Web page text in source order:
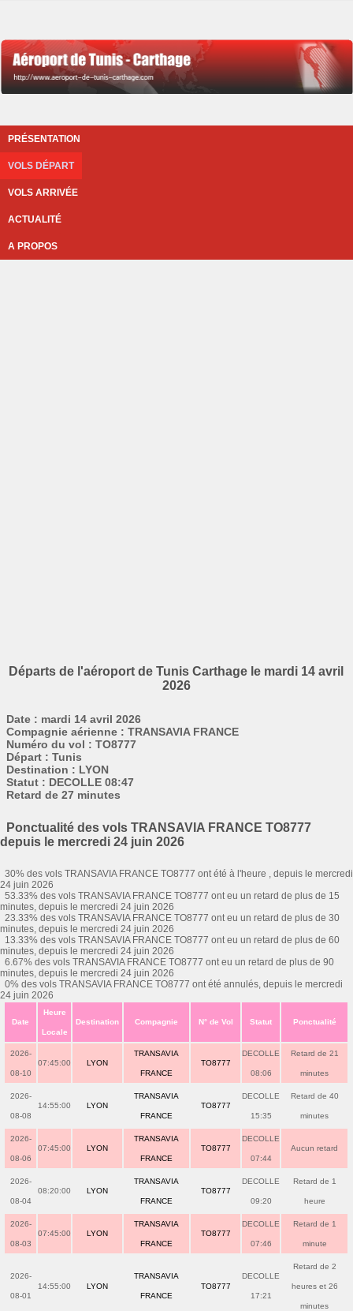
PRÉSENTATION
VOLS DÉPART
VOLS ARRIVÉE
ACTUALITÉ
A PROPOS
Départs de l'aéroport de Tunis Carthage le mardi 14 avril
2026
Date : mardi 14 avril 2026
Compagnie aérienne : TRANSAVIA FRANCE
Numéro du vol : TO8777
Départ : Tunis
Destination : LYON
Statut : DECOLLE 08:47
Retard de 27 minutes
Ponctualité des vols TRANSAVIA FRANCE TO8777
depuis le mercredi 24 juin 2026
30% des vols TRANSAVIA FRANCE TO8777 ont été à l'heure , depuis le mercredi
24 juin 2026
53.33% des vols TRANSAVIA FRANCE TO8777 ont eu un retard de plus de 15
minutes, depuis le mercredi 24 juin 2026
23.33% des vols TRANSAVIA FRANCE TO8777 ont eu un retard de plus de 30
minutes, depuis le mercredi 24 juin 2026
13.33% des vols TRANSAVIA FRANCE TO8777 ont eu un retard de plus de 60
minutes, depuis le mercredi 24 juin 2026
6.67% des vols TRANSAVIA FRANCE TO8777 ont eu un retard de plus de 90
minutes, depuis le mercredi 24 juin 2026
0% des vols TRANSAVIA FRANCE TO8777 ont été annulés, depuis le mercredi
24 juin 2026
Date
Heure
Locale
Destination Compagnie N° de Vol Statut Ponctualité
2026-
08-10
07:45:00 LYON
TRANSAVIA
FRANCE
TO8777
DECOLLE
08:06
Retard de 21
minutes
2026-
08-08
14:55:00 LYON
TRANSAVIA
FRANCE
TO8777
DECOLLE
15:35
Retard de 40
minutes
2026-
08-06
07:45:00 LYON
TRANSAVIA
FRANCE
TO8777
DECOLLE
07:44
Aucun retard
2026-
08-04
08:20:00 LYON
TRANSAVIA
FRANCE
TO8777
DECOLLE
09:20
Retard de 1
heure
2026-
08-03
07:45:00 LYON
TRANSAVIA
FRANCE
TO8777
DECOLLE
07:46
Retard de 1
minute
2026-
08-01
14:55:00 LYON
TRANSAVIA
FRANCE
TO8777
DECOLLE
17:21
Retard de 2
heures et 26
minutes